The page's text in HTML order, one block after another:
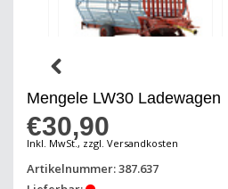
Mengele LW30 Ladewagen
€30,90
Inkl. MwSt., zzgl. Versandkosten
Artikelnummer: 387.637